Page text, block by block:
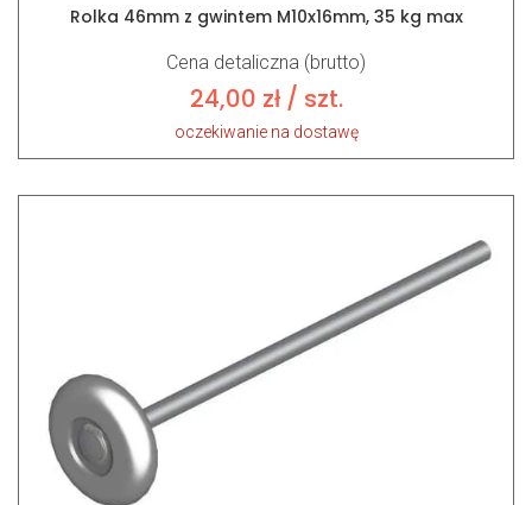
Rolka 46mm z gwintem M10x16mm, 35 kg max
Cena detaliczna (brutto)
24,00 zł/ szt.
oczekiwanie na dostawę